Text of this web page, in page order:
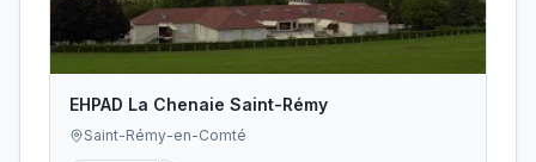
EHPAD La Chenaie Saint-Rémy
Saint-Rémy-en-Comté